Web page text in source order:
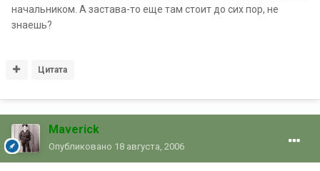
начальником. А застава-то еще там стоит до сих пор, не
знаешь?
Цитата
Maverick
Опубликовано 18 августа, 2006